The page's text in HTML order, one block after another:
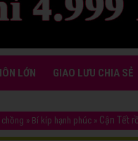
LỚN GIAO LƯU CHIA SẺ
» Bí kíp hạnh phúc » Cận Tết